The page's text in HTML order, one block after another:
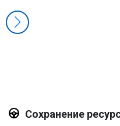
Сохранение